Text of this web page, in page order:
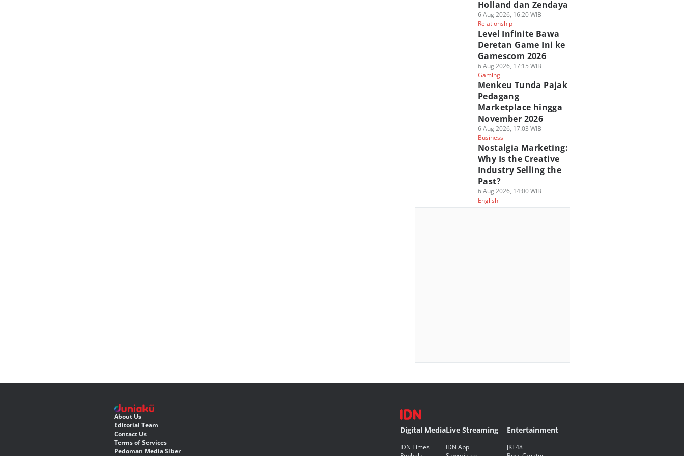
Holland dan Zendaya
6 Aug 2026, 16:20 WIB
Relationship
Level Infinite Bawa
Deretan Game Ini ke
Gamescom 2026
6 Aug 2026, 17:15 WIB
Gaming
Menkeu Tunda Pajak
Pedagang
Marketplace hingga
November 2026
6 Aug 2026, 17:03 WIB
Business
Nostalgia Marketing:
Why Is the Creative
Industry Selling the
Past?
6 Aug 2026, 14:00 WIB
English
About Us
Editorial Team
Contact Us
Terms of Services
Pedoman Media Siber
Digital Media
IDN Times
Live Streaming
IDN App
Entertainment
JKT48